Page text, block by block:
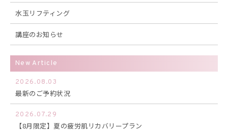
水玉リフティング
講座のお知らせ
New Article
2026.08.03
最新のご予約状況
2026.07.29
【8月限定】夏の疲労肌リカバリープラン